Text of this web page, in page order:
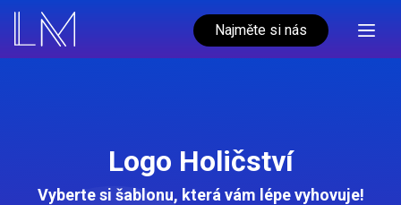
Najměte si nás
Logo Holičství
Vyberte si šablonu, která vám lépe vyhovuje!